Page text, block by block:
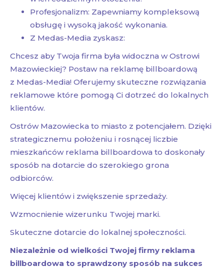
Profesjonalizm: Zapewniamy kompleksową
obsługę i wysoką jakość wykonania.
Z Medas-Media zyskasz:
Chcesz aby Twoja firma była widoczna w Ostrowi
Mazowieckiej? Postaw na reklamę billboardową
z Medas-Media! Oferujemy skuteczne rozwiązania
reklamowe które pomogą Ci dotrzeć do lokalnych
klientów.
Ostrów Mazowiecka to miasto z potencjałem. Dzięki
strategicznemu położeniu i rosnącej liczbie
mieszkańców reklama billboardowa to doskonały
sposób na dotarcie do szerokiego grona
odbiorców.
Więcej klientów i zwiększenie sprzedaży.
Wzmocnienie wizerunku Twojej marki.
Skuteczne dotarcie do lokalnej społeczności.
Niezależnie od wielkości Twojej firmy reklama
billboardowa to sprawdzony sposób na sukces